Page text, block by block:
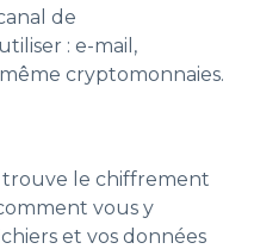
de
: e-mail,
cryptomonnaies.
le chiffrement
vous y
et vos données